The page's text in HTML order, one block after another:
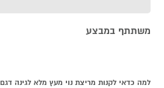
משתתף במבצע
למה כדאי לקנות מריצת נוי מעץ מלא לגינה דגם 3108035 ב-P1000